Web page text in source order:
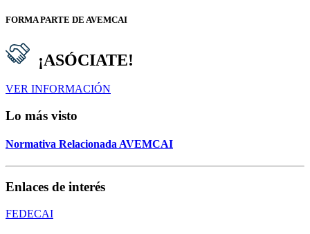
FORMA PARTE DE AVEMCAI
¡ASÓCIATE!
VER INFORMACIÓN
Lo más visto
Normativa Relacionada AVEMCAI
Enlaces de interés
FEDECAI